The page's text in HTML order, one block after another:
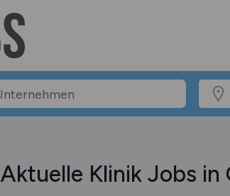
Aktuelle Klinik Jobs in